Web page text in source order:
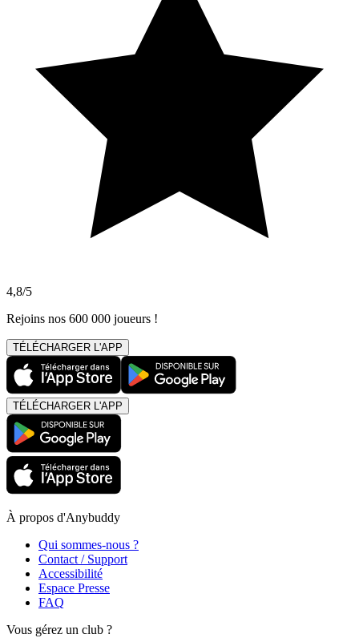
4,8/5
Rejoins nos 600 000 joueurs !
TÉLÉCHARGER L'APP
TÉLÉCHARGER L'APP
À propos d'Anybuddy
Qui sommes-nous ?
Contact / Support
Accessibilité
Espace Presse
FAQ
Vous gérez un club ?